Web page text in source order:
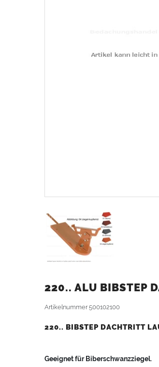
220.. ALU BIBSTEP
Artikelnummer500102100
220.. BIBSTEP DACHTRITT
Geeignet für Biberschwanzziegel.